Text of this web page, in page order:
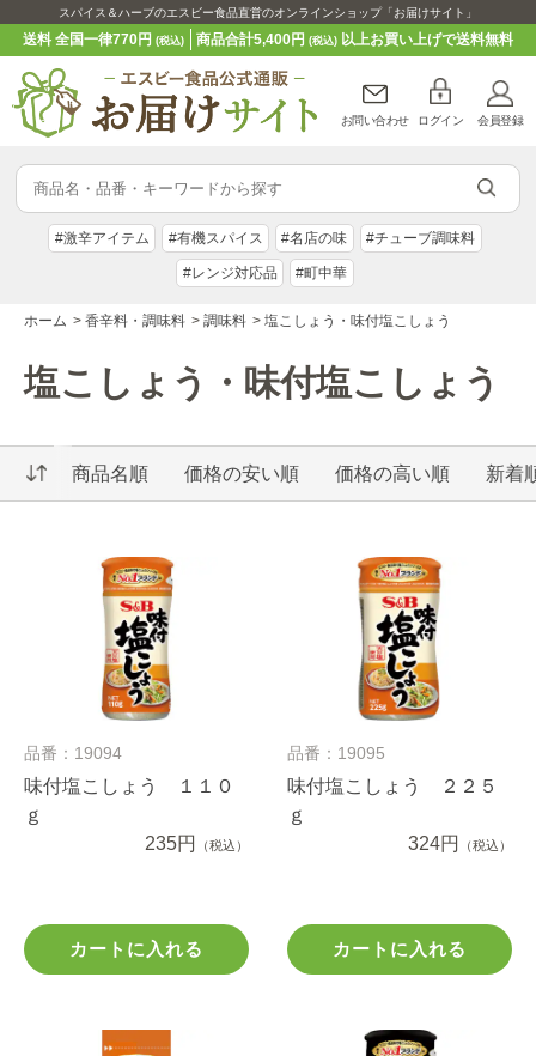
スパイス＆ハーブのエスビー食品直営のオンラインショップ「お届けサイト」
送料 全国一律770円(税込) 商品合計5,400円 (税込)以上お買い上げで送料無料
お問い合わせ ログイン 会員登録
#激辛アイテム #有機スパイス #名店の味 #チューブ調味料
#レンジ対応品 #町中華
ホーム > 香辛料・調味料 > 調味料 > 塩こしょう・味付塩こしょう
塩こしょう・味付塩こしょう
商品名順 価格の安い順 価格の高い順 新着
品番：19094
味付塩こしょう １１０
ｇ
235円
（税込）
カートに入れる
品番：19095
味付塩こしょう ２２５
ｇ
324円
（税込）
カートに入れる